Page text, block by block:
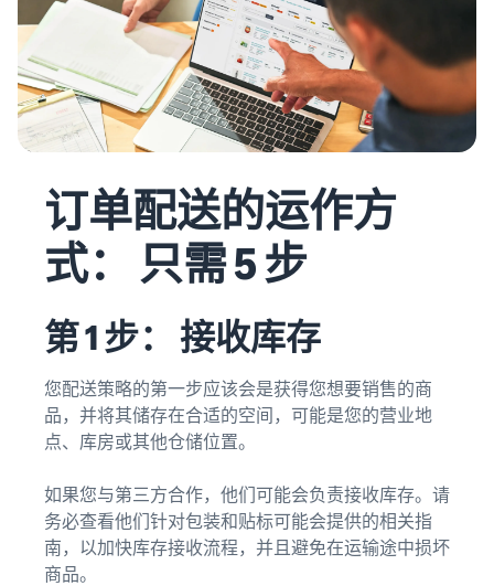
订单配送的运作方
式： 只需 5 步
第 1 步： 接收库存
您配送策略的第一步应该会是获得您想要销售的商
品，并将其储存在合适的空间，可能是您的营业地
点、库房或其他仓储位置。
如果您与第三方合作，他们可能会负责接收库存。请
务必查看他们针对包装和贴标可能会提供的相关指
南，以加快库存接收流程，并且避免在运输途中损坏
商品。